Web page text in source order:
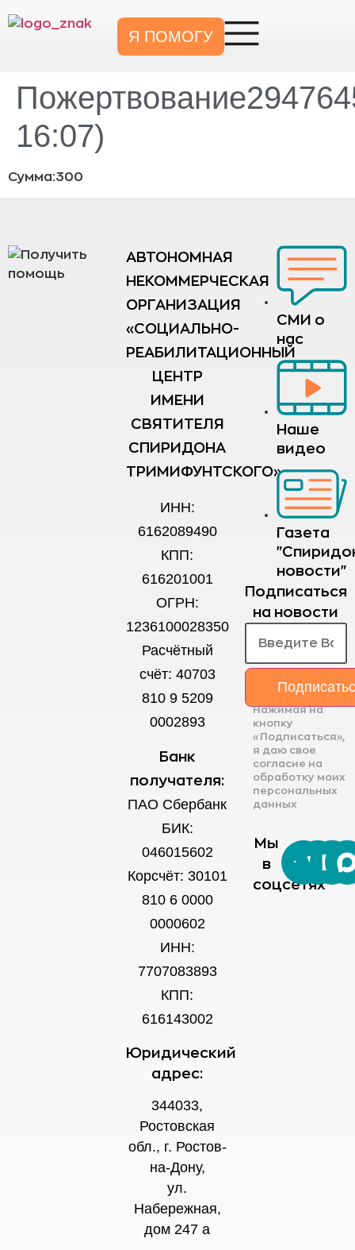
Я ПОМОГУ
16:07)
Сумма:300
АВТОНОМНАЯ
НЕКОММЕРЧЕСКАЯ
ОРГАНИЗАЦИЯ
«СОЦИАЛЬНО-
РЕАБИЛИТАЦИОННЫЙ
ЦЕНТР
ИМЕНИ
СВЯТИТЕЛЯ
СПИРИДОНА
ТРИМИФУНТСКОГО»
ИНН:
6162089490
КПП:
616201001
ОГРН:
1236100028350
Расчётный
счёт: 40703
810 9 5209
0002893
Банк
получателя:
ПАО Сбербанк
БИК:
046015602
Корсчёт: 30101
810 6 0000
0000602
ИНН:
7707083893
КПП:
616143002
Юридический
адрес:
344033,
Ростовская
обл., г. Ростов-
на-Дону,
ул.
Набережная,
дом 247 а
СМИ о
нас
Наше
видео
Газета
новости"
Подписаться
на новости
Нажимая на
кнопку
«Подписаться»,
я даю свое
согласие на
обработку моих
персональных
данных
Мы
в
соцсетях